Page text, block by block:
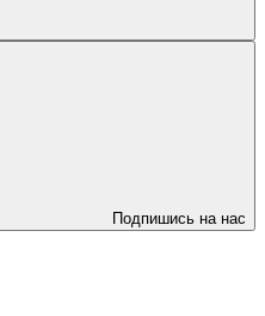
Подпишись на нас